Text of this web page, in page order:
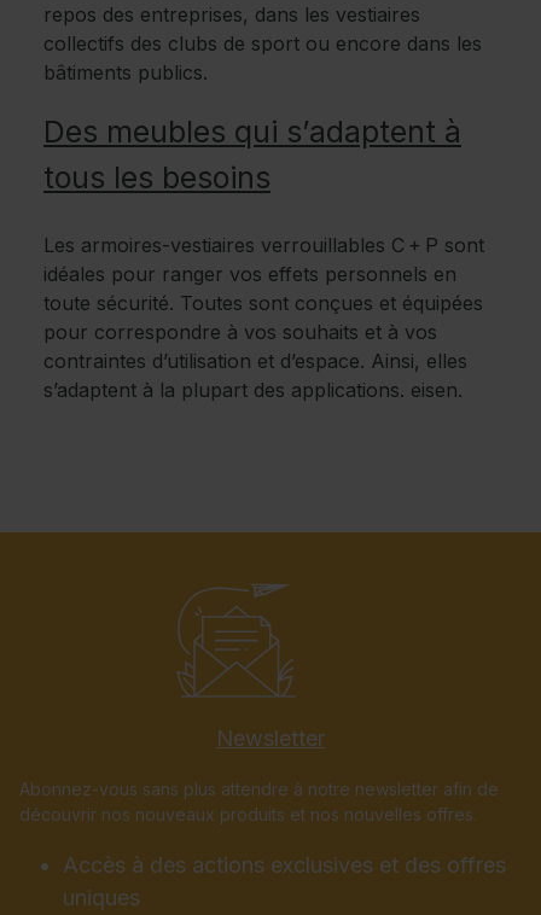
repos des entreprises, dans les vestiaires
collectifs des clubs de sport ou encore dans les
bâtiments publics.
Des meubles qui s’adaptent à
tous les besoins
Les armoires-vestiaires verrouillables C + P sont
idéales pour ranger vos effets personnels en
toute sécurité. Toutes sont conçues et équipées
pour correspondre à vos souhaits et à vos
contraintes d’utilisation et d’espace. Ainsi, elles
s’adaptent à la plupart des applications. eisen.
Newsletter
Abonnez-vous sans plus attendre à notre newsletter afin de
découvrir nos nouveaux produits et nos nouvelles offres.
Accès à des actions exclusives et des offres
uniques